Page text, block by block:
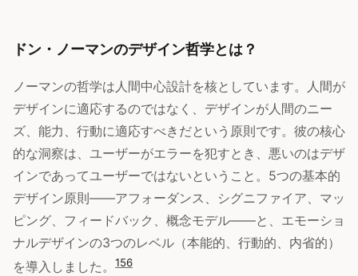
ドン・ノーマンのデザイン哲学とは？
ノーマンの哲学は人間中心設計を核としています。人間が
デザインに適応するのではなく、デザインが人間のニー
ズ、能力、行動に適応すべきだという原則です。彼の核心
的な洞察は、ユーザーがエラーを犯すとき、悪いのはデザ
インであってユーザーではないということ。5つの基本的
デザイン原則——アフォーダンス、シグニファイア、マッ
ピング、フィードバック、概念モデル——と、エモーショ
ナルデザインの3つのレベル（本能的、行動的、内省的）
を導入しました。
156